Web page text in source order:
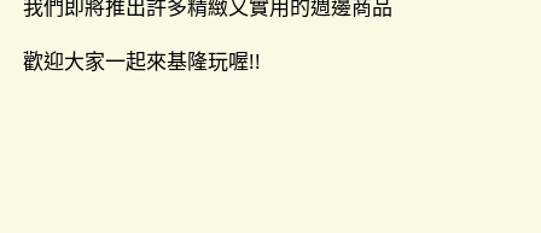
我們即將推出許多精緻又實用的週邊商品
歡迎大家一起來基隆玩喔!!